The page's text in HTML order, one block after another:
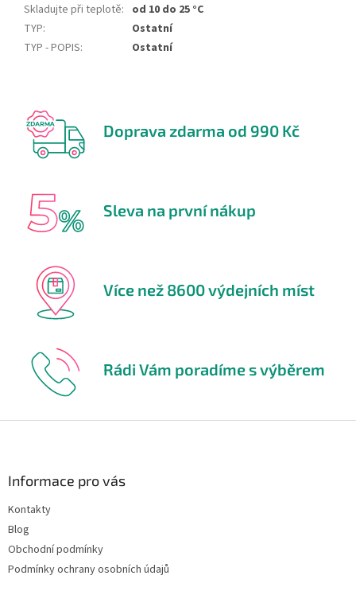
Skladujte při teplotě: od 10 do 25 °C
TYP:
Ostatní
TYP - POPIS: Ostatní
Doprava zdarma od 990 Kč
Sleva na první nákup
Více než 8600 výdejních míst
Rádi Vám poradíme s výběrem
Informace pro vás
Kontakty
Blog
Obchodní podmínky
Podmínky ochrany osobních údajů